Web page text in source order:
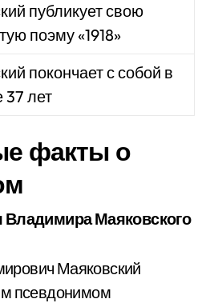
публикует свою
поэму «1918»
покончает с собой в
37 лет
факты о
Владимира Маяковского
Маяковский
псевдонимом